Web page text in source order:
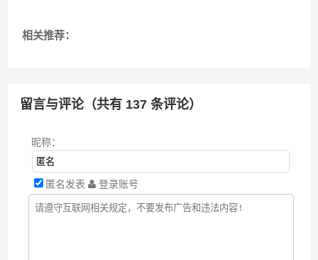
相关推荐：
留言与评论（共有 137 条评论）
昵称：
匿名发表 登录账号